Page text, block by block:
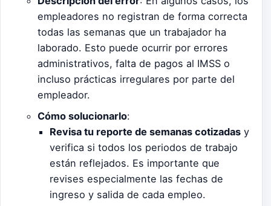
empleadores no registran de forma correcta
todas las semanas que un trabajador ha
laborado. Esto puede ocurrir por errores
administrativos, falta de pagos al IMSS o
incluso prácticas irregulares por parte del
empleador.
Cómo solucionarlo:
Revisa tu reporte de semanas cotizadas y
verifica si todos los periodos de trabajo
están reflejados. Es importante que
revises especialmente las fechas de
ingreso y salida de cada empleo.